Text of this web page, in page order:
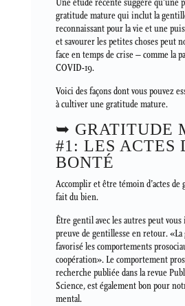
Une étude récente suggère qu’une
gratitude mature qui inclut la
reconnaissant pour la vie et une
et savourer les petites choses peut
face en temps de crise – comme la
COVID-19.
Voici des façons dont vous pouvez
à cultiver une gratitude mature.
➥ GRATITUDE
#1: LES ACTES
BONTÉ
Accomplir et être témoin d’actes de
fait du bien.
Être gentil avec les autres peut
preuve de gentillesse en retour. «La
favorisé les comportements
coopération». Le comportement
recherche publiée dans la revue
Science, est également bon pour
mental.